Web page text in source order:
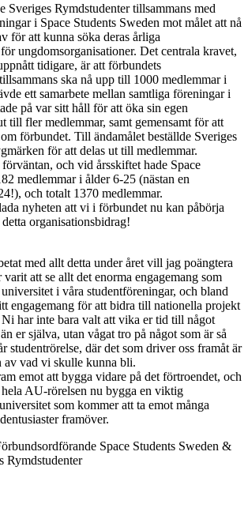
Sveriges Rymdstudenter tillsammans med
i Space Students Sweden mot målet att nå
för att kunna söka deras årliga
ungdomsorganisationer. Det centrala kravet,
tidigare, är att förbundets
ska nå upp till 1000 medlemmar i
ett samarbete mellan samtliga föreningar i
på var sitt håll för att öka sin egen
till fler medlemmar, samt gemensamt för att
förbundet. Till ändamålet beställde Sveriges
för att delas ut till medlemmar.
och vid årsskiftet hade Space
medlemmar i ålder 6-25 (nästan en
och totalt 1370 medlemmar.
nyheten att vi i förbundet nu kan påbörja
organisationsbidrag!
med allt detta under året vill jag poängtera
att se allt det enorma engagemang som
i våra studentföreningar, och bland
engagemang för att bidra till nationella projekt
Ni har inte bara valt att vika er tid till något
er själva, utan vågat tro på något som är så
studentrörelse, där det som driver oss framåt är
av vad vi skulle kunna bli.
emot att bygga vidare på det förtroendet, och
AU-rörelsen nu bygga en viktig
som kommer att ta emot många
framöver.
Space Students Sweden &
Rymdstudenter